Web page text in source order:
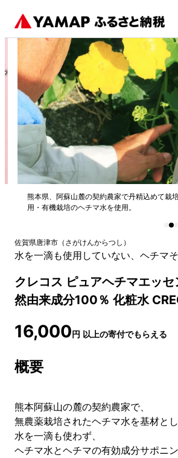
熊本県、阿蘇山麓の契約農家で丹精込めて栽
用・有機栽培のヘチマ水を使用。
佐賀県唐津市 （ さがけんからつし ）
水を一滴も使用していない、ヘチマ
クレコス ピュアヘチマエッ
然由来成分100％ 化粧水
16,000円 以上の寄付でもらえる
概要
熊本阿蘇山の麓の契約農家で、
無農薬栽培されたヘチマ水を基材とし
水を一滴も使わず、
ヘチマ水とヘチマの有効成分サポニ